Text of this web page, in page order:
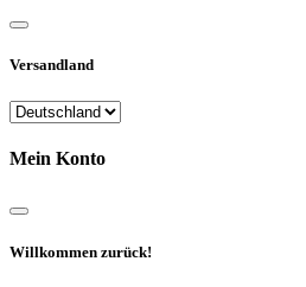
Versandland
Mein Konto
Willkommen zurück!